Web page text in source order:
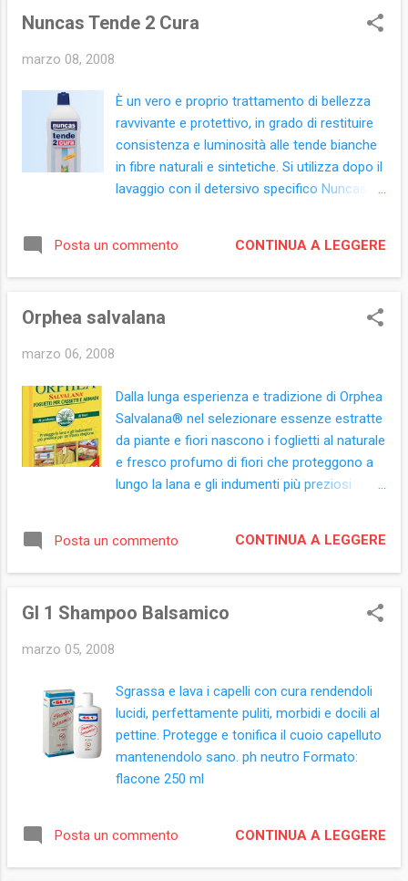
etichetta retro ETC0321-01) Aqua, Ethoxy-
Cocoate, Sodium Laureth Sulfate, Cocamide
DEA, Parfum, 1-Vinylimidazole/2-
Vinylpyrrolidone Copolymer, Sodium
Hexyl Cinnamal, Alpha Isomethyl Ionone, D-
Limonene, Linalool, Butylphenyl
Methylchloroisothiazolinone,
Nuncas Tende 2 Cura
marzo 08, 2008
È un vero e proprio trattamento di bellezza
ravvivante e protettivo, in grado di restituire
consistenza e luminosità alle tende bianche
in fibre naturali e sintetiche. Si utilizza dopo il
lavaggio con il detersivo specifico Nuncas
dall’ingiallimento. Agisce lasciando sul
tessuto speciali principi attivi che
consistenza e mantenendole inalterate fino
750 ml Ingredienti: (prodotto con etichetta
Vinylacetate-butylacrylate copolymer,
Parfum, Isopropyl alcohol,
Hydroxyethylcellulose, Ammonium hydroxide,
Styrene-acrylates copolymer, PEG-40
Methylisothiazolinone Hexyl Cinnamal,
Posta un commento CONTINUA A LEGGERE
Orphea salvalana
marzo 06, 2008
Dalla lunga esperienza e tradizione di Orphea
Salvalana® nel selezionare essenze estratte
da piante e fiori nascono i foglietti al naturale
e fresco profumo di fiori che proteggono a
lungo la lana e gli indumenti più preziosi
Si può utilizzare nelle cassettiere, scatole
per biancheria e negli armadi. Un foglietto per
dell'armadio. Non macchia. Esiste anche la
pratico nebulizzatore permettono infatti di
proteggere con poche spruzzate i capi più
pesanti ed ingombranti. Formati: confezione
12 foglietti emanatori spray vaporizzatore
Posta un commento CONTINUA A LEGGERE
Gl 1 Shampoo Balsamico
marzo 05, 2008
Sgrassa e lava i capelli con cura rendendoli
lucidi, perfettamente puliti, morbidi e docili al
pettine. Protegge e tonifica il cuoio capelluto
mantenendolo sano. ph neutro Formato:
flacone 250 ml
Posta un commento CONTINUA A LEGGERE